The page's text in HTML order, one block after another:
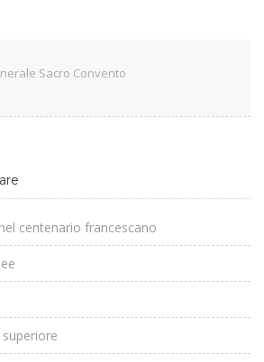
Sacro Convento
centenario francescano